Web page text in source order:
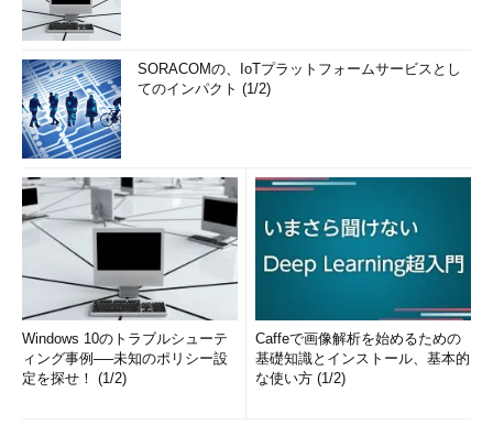
SORACOMの、IoTプラットフォームサービスとし
てのインパクト (1/2)
Windows 10のトラブルシューテ
ィング事例──未知のポリシー設
定を探せ！ (1/2)
Caffeで画像解析を始めるための
基礎知識とインストール、基本的
な使い方 (1/2)